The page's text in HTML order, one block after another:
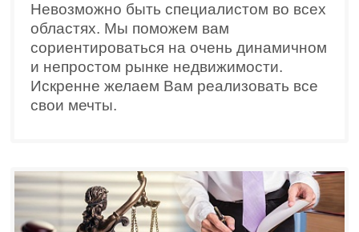
Невозможно быть специалистом во всех
областях. Мы поможем вам
сориентироваться на очень динамичном
и непростом рынке недвижимости.
Искренне желаем Вам реализовать все
свои мечты.